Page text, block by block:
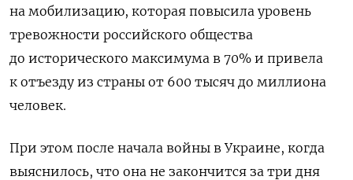
на мобилизацию, которая повысила уровень
тревожности российского общества
до исторического максимума в 70% и привела
к отъезду из страны от 600 тысяч до миллиона
человек.
При этом после начала войны в Украине, когда
выяснилось, что она не закончится за три дня